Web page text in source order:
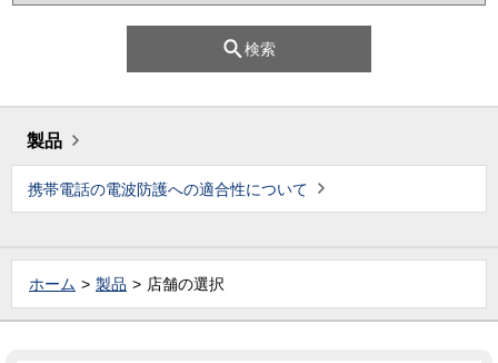
検索
製品
携帯電話の電波防護への適合性について
ホーム 製品 店舗の選択